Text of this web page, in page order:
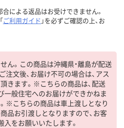
合による返品はお受けできません。
ご利用ガイド 」を必ずご確認の上、お
ん。この商品は沖縄県・離島が配送
注文後、お届け不可の場合は、アス
きます。※こちらの商品は、配送
一般住宅へのお届けができかねま
※こちらの商品は車上渡しとなり
品お引渡しとなりますので、お客
入をお願いいたします。